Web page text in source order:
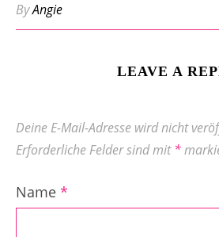
ByAngie
LEAVE A
Deine E-Mail-Adresse wird nicht
Erforderliche Felder sind mit*
Name *